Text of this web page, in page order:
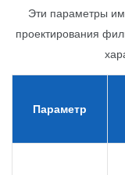
Эти параметры
проектирования
Параметр